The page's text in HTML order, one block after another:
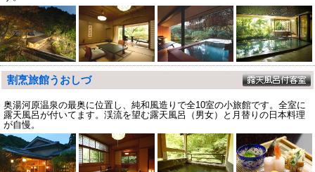
割烹旅館うおしづ
奥湯河原温泉の最奥に位置し、純和風造りで全10室の小旅館です。全室に
露天風呂が付いてます。渓流を望む露天風呂（男女）と月替りの日本料理
が自慢。